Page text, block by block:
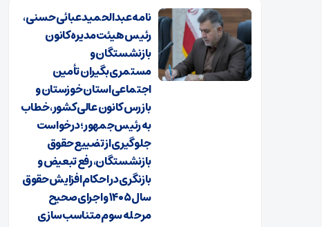
نامه عبدالحمید عبائی حسنی،
رئیس هیئت‌مدیره کانون
بازنشستگان و
مستمری‌بگیران تأمین
اجتماعی استان خوزستان و
بازرس کانون عالی کشور، خطاب
به رئیس‌جمهور؛ درخواست
جلوگیری از تضییع حقوق
بازنشستگان، رفع تبعیض و
بازنگری در احکام افزایش حقوق
سال ۱۴۰۵ و اجرای صحیح
مرحله سوم متناسب‌سازی